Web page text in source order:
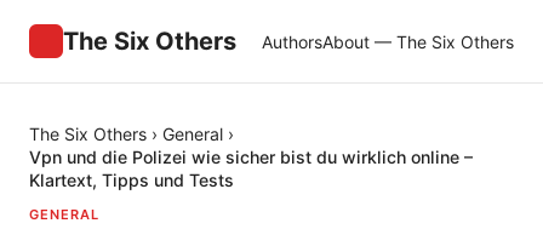
The Six Others AuthorsAbout — The Six Others
The Six Others › General ›
Vpn und die Polizei wie sicher bist du wirklich online –
Klartext, Tipps und Tests
GENERAL